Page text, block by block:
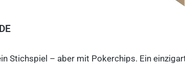
Stichspiel – aber mit Pokerchips. Ein